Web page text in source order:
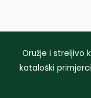
Oružje i streljivo
kataloški